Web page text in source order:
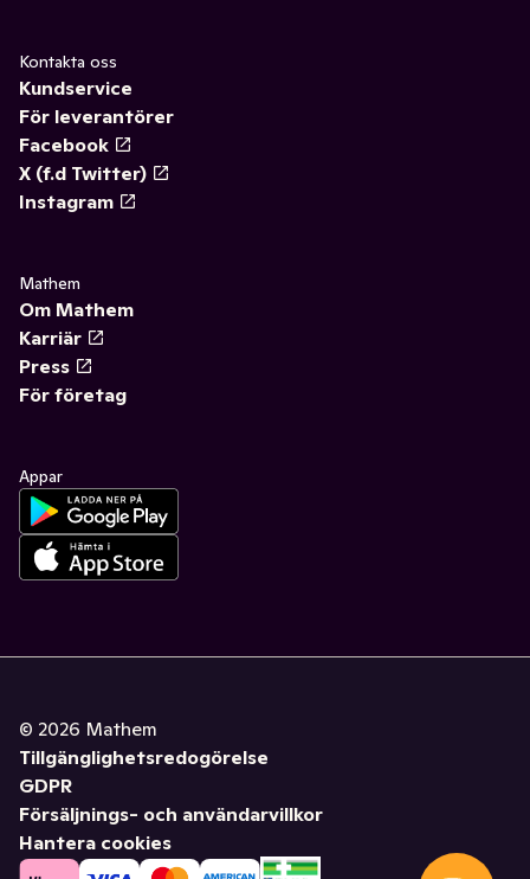
Kontakta oss
Kundservice
För leverantörer
Facebook
X (f.d Twitter)
Instagram
Mathem
Om Mathem
Karriär
Press
För företag
Appar
© 2026 Mathem
Tillgänglighetsredogörelse
GDPR
Försäljnings- och användarvillkor
Hantera cookies